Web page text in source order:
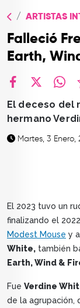
CONTACTO
ARTISTAS
Falleció
Earth,
El deceso del
hermano
Martes, 3 Enero,
El 2023 tuvo un
finalizando el
Modest Mouse y
White, también
Earth, Wind &
Fue Verdine
de la agrupación,